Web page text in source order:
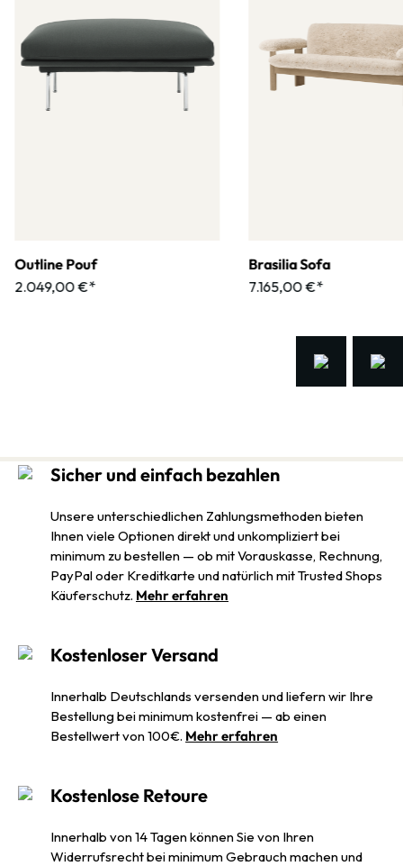
Outline Pouf
2.049,00 €*
Brasilia Sofa
7.165,00 €*
Sicher und einfach bezahlen
Unsere unterschiedlichen Zahlungsmethoden bieten
Ihnen viele Optionen direkt und unkompliziert bei
minimum zu bestellen — ob mit Vorauskasse, Rechnung,
PayPal oder Kreditkarte und natürlich mit Trusted Shops
Käuferschutz. Mehr erfahren
Kostenloser Versand
Innerhalb Deutschlands versenden und liefern wir Ihre
Bestellung bei minimum kostenfrei — ab einen
Bestellwert von 100€. Mehr erfahren
Kostenlose Retoure
Innerhalb von 14 Tagen können Sie von Ihren
Widerrufsrecht bei minimum Gebrauch machen und